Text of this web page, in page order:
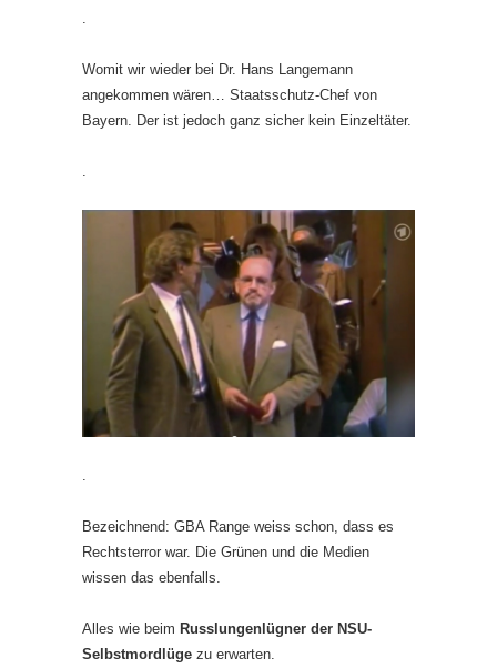
.
Womit wir wieder bei Dr. Hans Langemann
angekommen wären… Staatsschutz-Chef von
Bayern. Der ist jedoch ganz sicher kein Einzeltäter.
.
Bezeichnend: GBA Range weiss schon, dass es
Rechtsterror war. Die Grünen und die Medien
wissen das ebenfalls.
Alles wie beim Russlungenlügner der NSU-
Selbstmordlüge zu erwarten.